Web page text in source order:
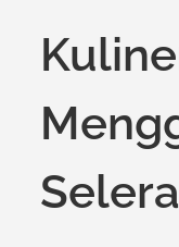
Selera